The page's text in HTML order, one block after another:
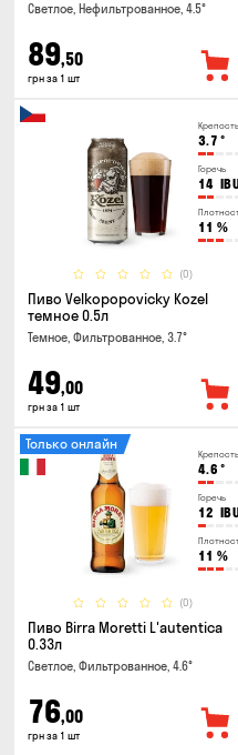
Светлое, Нефильтрованное, 4.5°
89,50
грн за 1 шт
Крепость
3.7 °
Горечь
14
11 %
(0)
Пиво Velkopopovicky Kozel
темное 0.5л
Темное, Фильтрованное, 3.7°
49,00
грн за 1 шт
Крепость
4.6 °
Горечь
12
11 %
(0)
Только онлайн
Пиво Birra Moretti L'autentica
0.33л
Светлое, Фильтрованное, 4.6°
76,00
грн за 1 шт